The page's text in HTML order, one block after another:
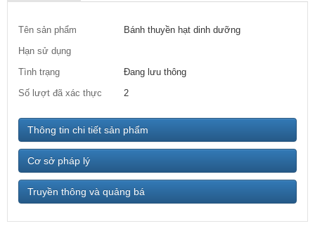
Tên sản phẩm
Bánh thuyền hạt dinh dưỡng
Hạn sử dụng
Tình trạng
Đang lưu thông
Số lượt đã xác thực
2
Thông tin chi tiết sản phẩm
Cơ sở pháp lý
Truyền thông và quảng bá